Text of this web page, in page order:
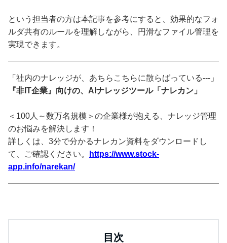
という担当者の方は本記事を参考にすると、効果的なフォ
ルダ共有のルールを理解しながら、円滑なファイル管理を
実現できます。
「社内のナレッジが、あちらこちらに散らばっている---」
『非IT企業』向けの、AIナレッジツール「ナレカン」
＜100人～数万名規模＞の企業様が抱える、ナレッジ管理
のお悩みを解決します！
詳しくは、3分で分かるナレカン資料をダウンロードし
て、ご確認ください。
https://www.stock-
app.info/narekan/
目次